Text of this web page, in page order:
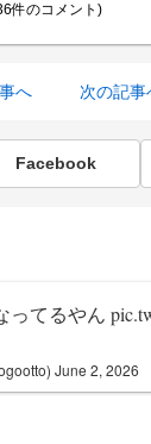
件のコメント)
へ 次の記
Facebook
ってるやん
June 2, 2026